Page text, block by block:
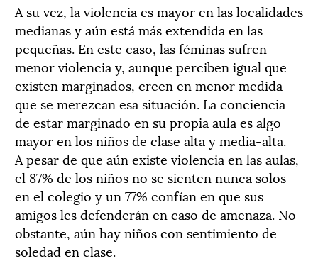
A su vez, la violencia es mayor en las localidades
medianas y aún está más extendida en las
pequeñas. En este caso, las féminas sufren
menor violencia y, aunque perciben igual que
existen marginados, creen en menor medida
que se merezcan esa situación. La conciencia
de estar marginado en su propia aula es algo
mayor en los niños de clase alta y media-alta.
A pesar de que aún existe violencia en las aulas,
el 87% de los niños no se sienten nunca solos
en el colegio y un 77% confían en que sus
amigos les defenderán en caso de amenaza. No
obstante, aún hay niños con sentimiento de
soledad en clase.